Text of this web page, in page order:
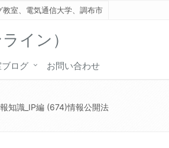
教室、電気通信大学、調布市
イン）
ログ お問い合わせ
知識_IP編 (674)情報公開法